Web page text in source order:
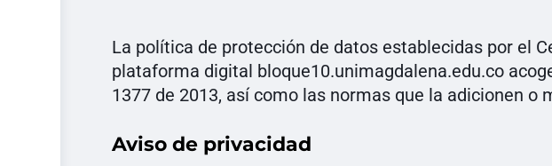
La política de protección de datos establecidas por el
plataforma digital bloque10.unimagdalena.edu.co
1377 de 2013, así como las normas que la adicionen
Aviso de privacidad